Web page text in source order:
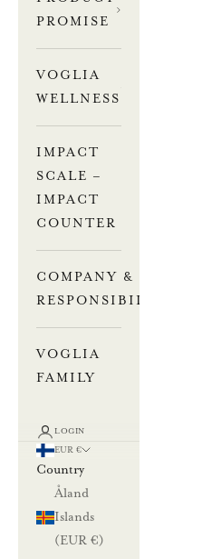
PROMISE
VOGLIA
WELLNESS
IMPACT
SCALE –
IMPACT
COUNTER
COMPANY &
RESPONSIBILITY
VOGLIA
FAMILY
LOGIN
EUR €
Country
Åland
Islands
(EUR €)